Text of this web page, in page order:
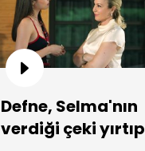
Defne, Selma'nın
verdiği çeki yırtıp